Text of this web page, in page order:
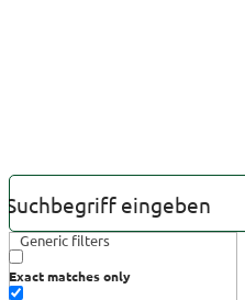
Generic filters
Exact matches only